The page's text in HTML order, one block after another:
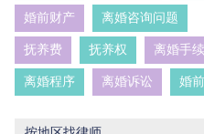
婚前财产 离婚咨询问题
抚养费 抚养权 离婚手续
离婚程序 离婚诉讼 婚